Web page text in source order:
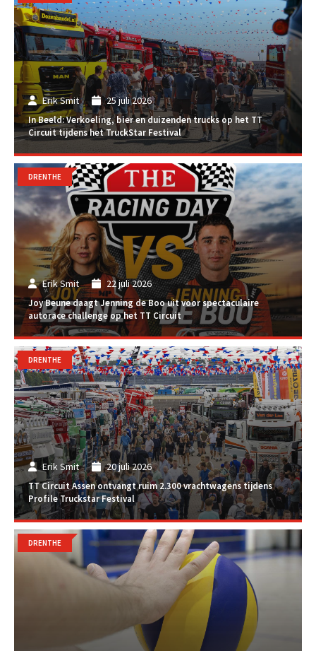
Erik Smit 25 juli 2026
In Beeld: Verkoeling, bier en duizenden trucks op het TT
Circuit tijdens het TruckStar Festival
Erik Smit 22 juli 2026
Joy Beune daagt Jenning de Boo uit voor spectaculaire
autorace challenge op het TT Circuit
DRENTHE
Erik Smit 20 juli 2026
TT Circuit Assen ontvangt ruim 2.300 vrachtwagens tijdens
Profile Truckstar Festival
DRENTHE
DRENTHE